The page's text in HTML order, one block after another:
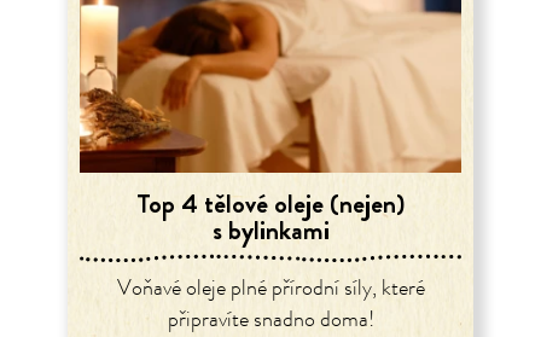
Top 4 tělové oleje (nejen)
s bylinkami
Voňavé oleje plné přírodní síly, které
připravíte snadno doma!